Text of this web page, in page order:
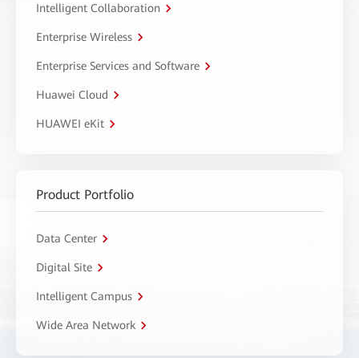
Intelligent Collaboration
Enterprise Wireless
Enterprise Services and Software
Huawei Cloud
HUAWEI eKit
Product Portfolio
Data Center
Digital Site
Intelligent Campus
Wide Area Network